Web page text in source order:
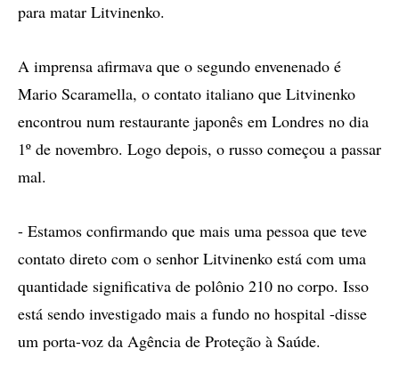
para matar Litvinenko.
A imprensa afirmava que o segundo envenenado é
Mario Scaramella, o contato italiano que Litvinenko
encontrou num restaurante japonês em Londres no dia
1º de novembro. Logo depois, o russo começou a passar
mal.
- Estamos confirmando que mais uma pessoa que teve
contato direto com o senhor Litvinenko está com uma
quantidade significativa de polônio 210 no corpo. Isso
está sendo investigado mais a fundo no hospital -disse
um porta-voz da Agência de Proteção à Saúde.